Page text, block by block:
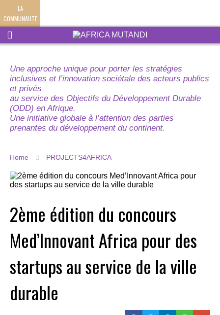
LA
COMMUNAUTE
Une approche unique pour porter les stratégies
inclusives et l’innovation sociétale des acteurs publics
et privés
au service des Objectifs du Développement Durable
(ODD) en Afrique.
Une initiative globale à l’attention des parties
prenantes du développement du continent.
Home PROJECTS4AFRICA
2ème édition du concours
Med’Innovant Africa pour des
startups au service de la ville
durable